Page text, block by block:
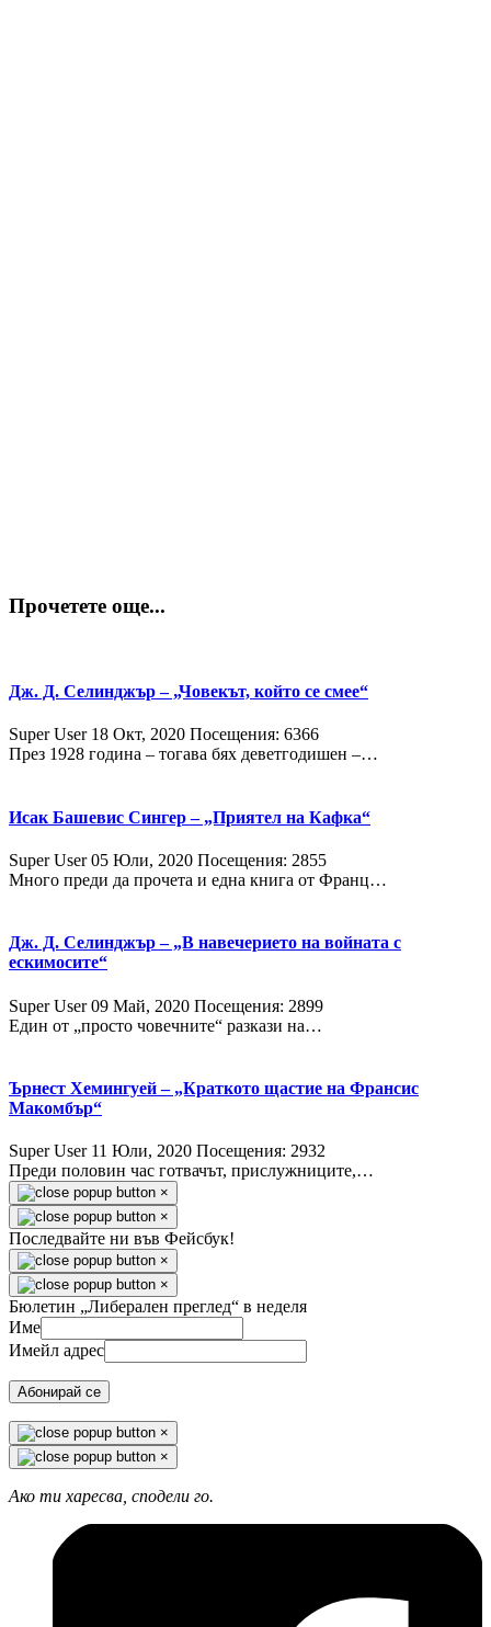
Прочетете още...
Дж. Д. Селинджър – „Човекът, който се смее“
Super User 18 Окт, 2020 Посещения: 6366
През 1928 година – тогава бях деветгодишен –…
Исак Башевис Сингер – „Приятел на Кафка“
Super User 05 Юли, 2020 Посещения: 2855
Много преди да прочета и една книга от Франц…
Дж. Д. Селинджър – „В навечерието на войната с
ескимосите“
Super User 09 Май, 2020 Посещения: 2899
Един от „просто човечните“ разкази на…
Ърнест Хемингуей – „Краткото щастие на Франсис
Макомбър“
Super User 11 Юли, 2020 Посещения: 2932
Преди половин час готвачът, прислужниците,…
×
×
Последвайте ни във Фейсбук!
×
×
Бюлетин „Либерален преглед“ в неделя
Име
Имейл адрес
Абонирай се
×
×
Ако ти харесва, сподели го.